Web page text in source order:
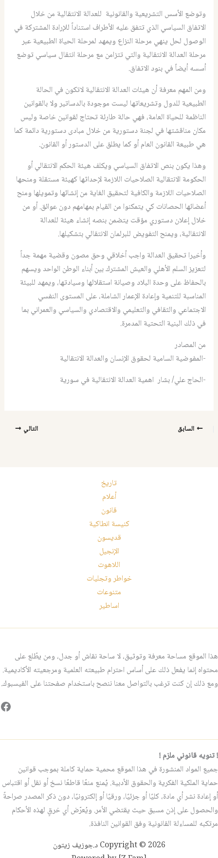
وتوضع الأسس التشريعية والقانونية للعدالة الانتقالية من خلال
الاتفاق السياسي الذي تتفق عليه الأطراف استناداً للإرادة المشتركة في
الوصول لحل ينهي مرحلة النزاع ويمهد لمرحلة الحياة الطبيعية عبر
مرحلة العدالة الانتقالية والتي تتزامن مع مرحلة انتقال سياسي توضع
أسسه أيضاً في بنود الاتفاق.
ومن المهم معرفة أن هيئات العدالة الانتقالية لاتكون في الحالة
الطبيعية للدول وتشريعاتها ليست موجودة بالدساتير ولا بالقوانين
الناظمة للحياة العامة، فهي حالة طارئة تحتاج لقوانين خاصة وليس
مكان مناقشتها في لجنة دستورية من خلال مبادى دستورية دائمة كما
هي طبيعة القانون العام أو كما يطلق على الدستور أو القانون.
وهذا يكون بنص الاتفاق السياسي ويكلف هيئة الحكم الانتقالي أو
الحكومة الانتقالية الصلاحيات اللازمة لإحداثها كهيئة مستقلة ومنحها
الصلاحيات اللازمة والكافية لتحقيق الغاية من إنشائها وتمويلها ومنح
أعضائها الحصانات كي يتمكنوا من القيام بمهامهم دون عوائق. أو من
خلال إعلان دستوري مؤقت يتضمن بنصه إنشاء هيئة للعدالة
الانتقالية، ويمنح التفويض للبرلمان الانتقالي بتشكيلها.
وأخيرا تحقيق العدالة واجب أخلاقي وحق مصون وقضية مهمة جداً
لتعزيز السلم الأهلي والعيش المشترك بين أبناء الوطن الواحد ويسهم
بالحفاظ على وحدة البلاد وصيانة استقلالها وسيادتها، ويمهد للبيئة
المناسبة للتنمية وإعادة الإعمار الشاملة، على المستوى النفسي
الاجتماعي والثقافي والتعليمي والاقتصادي والسياسي والعمراني بما
في ذلك البنية التحتية المدمرة.
من المصادر
-المفوضية السامية لحقوق الإنسان والعدالة الانتقالية
-الحاج علي/ بشار اهمية العدالة الانتقالية في سورية
السابق التالي
تاريخ
أعلام
قانون
كنيسة انطاكية
قديسون
الإنجيل
اللاهوت
خواطر وتجليات
متنوعات
اساطير
هذا الموقع مساحة معرفة وتوثيق، لا ساحة نقاش أو جدل، ومن يطّلع على
محتواه إنما يفعل ذلك على أساس احترام طبيعته العلمية ومرجعيته الأكاديمية.
ومع ذلك إن كنت ترغب بالتواصل معنا ننصح باستخدام صفحتنا على الفيسبوك.
! تنويه قانوني ملزم !
جميع المواد المنشورة في هذا الموقع محمية حماية كاملة بموجب قوانين
حماية الملكية الفكرية والحقوق الأدبية. يُمنع منعًا قاطعًا نسخ أو نقل أو اقتباس
أو إعادة نشر أي مادة، كليًا أو جزئيًا، ورقيًا أو إلكترونيًا، دون ذكر المصدر صراحةً
والحصول على إذن مسبق حيث يقتضي الأمر. ويُعرّض أي خرقٍ لهذه الأحكام
مرتكبه للمساءلة القانونية وفق القوانين النافذة.
Copyright © 2026 د.جوزيف زيتون